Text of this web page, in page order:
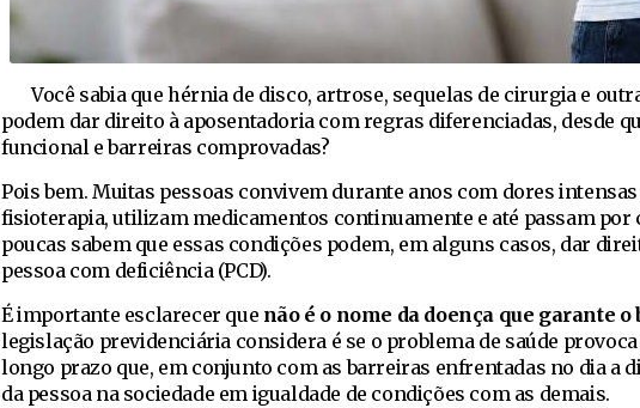
Você sabia que hérnia de disco, artrose, sequelas de cirurgia e
podem dar direito à aposentadoria com regras diferenciadas, desde
funcional e barreiras comprovadas?
Pois bem. Muitas pessoas convivem durante anos com dores
fisioterapia, utilizam medicamentos continuamente e até passam por
poucas sabem que essas condições podem, em alguns casos, dar
pessoa com deficiência (PCD).
É importante esclarecer que não é o nome da doença que garante
legislação previdenciária considera é se o problema de saúde
longo prazo que, em conjunto com as barreiras enfrentadas no dia a
da pessoa na sociedade em igualdade de condições com as demais.